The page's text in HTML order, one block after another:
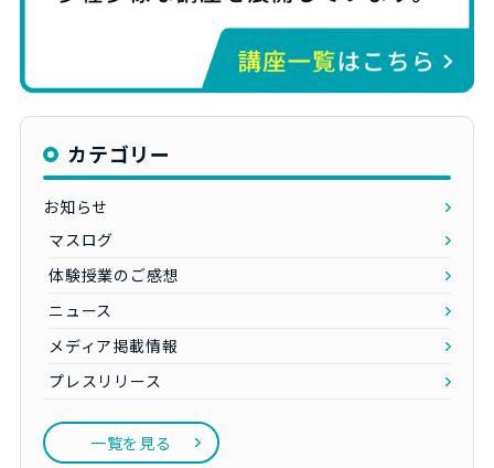
カテゴリー
お知らせ
マスログ
体験授業のご感想
ニュース
メディア掲載情報
プレスリリース
一覧を見る